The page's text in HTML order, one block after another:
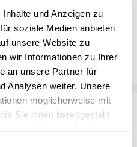
und Anzeigen zu
soziale Medien anbieten
unsere Website zu
wir Informationen zu Ihrer
an unsere Partner für
Analysen weiter. Unsere
möglicherweise mit
Sie ihnen bereitgestellt